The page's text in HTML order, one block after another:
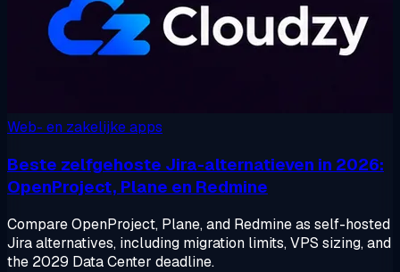
Web- en zakelijke apps
Beste zelfgehoste Jira-alternatieven in 2026:
OpenProject, Plane en Redmine
Compare OpenProject, Plane, and Redmine as self-hosted
Jira alternatives, including migration limits, VPS sizing, and
the 2029 Data Center deadline.